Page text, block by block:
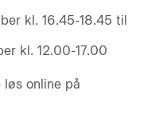
kl. 16.45-18.45 til
kl. 12.00-17.00
løs online på